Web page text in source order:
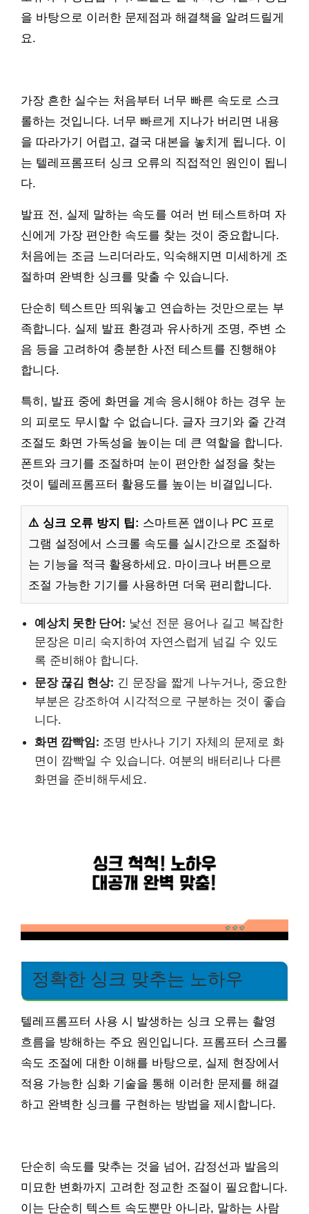
을 바탕으로 이러한 문제점과 해결책을 알려드릴게
요.
가장 흔한 실수는 처음부터 너무 빠른 속도로 스크
롤하는 것입니다. 너무 빠르게 지나가 버리면 내용
을 따라가기 어렵고, 결국 대본을 놓치게 됩니다. 이
는 텔레프롬프터 싱크 오류의 직접적인 원인이 됩니
다.
발표 전, 실제 말하는 속도를 여러 번 테스트하며 자
신에게 가장 편안한 속도를 찾는 것이 중요합니다.
처음에는 조금 느리더라도, 익숙해지면 미세하게 조
절하며 완벽한 싱크를 맞출 수 있습니다.
단순히 텍스트만 띄워놓고 연습하는 것만으로는 부
족합니다. 실제 발표 환경과 유사하게 조명, 주변 소
음 등을 고려하여 충분한 사전 테스트를 진행해야
합니다.
특히, 발표 중에 화면을 계속 응시해야 하는 경우 눈
의 피로도 무시할 수 없습니다. 글자 크기와 줄 간격
조절도 화면 가독성을 높이는 데 큰 역할을 합니다.
폰트와 크기를 조절하며 눈이 편안한 설정을 찾는
것이 텔레프롬프터 활용도를 높이는 비결입니다.
⚠️ 싱크 오류 방지 팁: 스마트폰 앱이나 PC 프로
그램 설정에서 스크롤 속도를 실시간으로 조절하
는 기능을 적극 활용하세요. 마이크나 버튼으로
조절 가능한 기기를 사용하면 더욱 편리합니다.
예상치 못한 단어: 낯선 전문 용어나 길고 복잡한
문장은 미리 숙지하여 자연스럽게 넘길 수 있도
록 준비해야 합니다.
문장 끊김 현상: 긴 문장을 짧게 나누거나, 중요한
부분은 강조하여 시각적으로 구분하는 것이 좋습
니다.
화면 깜빡임: 조명 반사나 기기 자체의 문제로 화
면이 깜빡일 수 있습니다. 여분의 배터리나 다른
화면을 준비해두세요.
정확한 싱크 맞추는 노하우
텔레프롬프터 사용 시 발생하는 싱크 오류는 촬영
흐름을 방해하는 주요 원인입니다. 프롬프터 스크롤
속도 조절에 대한 이해를 바탕으로, 실제 현장에서
적용 가능한 심화 기술을 통해 이러한 문제를 해결
하고 완벽한 싱크를 구현하는 방법을 제시합니다.
단순히 속도를 맞추는 것을 넘어, 감정선과 발음의
미묘한 변화까지 고려한 정교한 조절이 필요합니다.
이는 단순히 텍스트 속도뿐만 아니라, 말하는 사람